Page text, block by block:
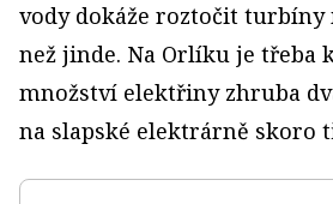
vody dokáže roztočit
než jinde. Na Orlíku je třeba
množství elektřiny zhruba
na slapské elektrárně skoro